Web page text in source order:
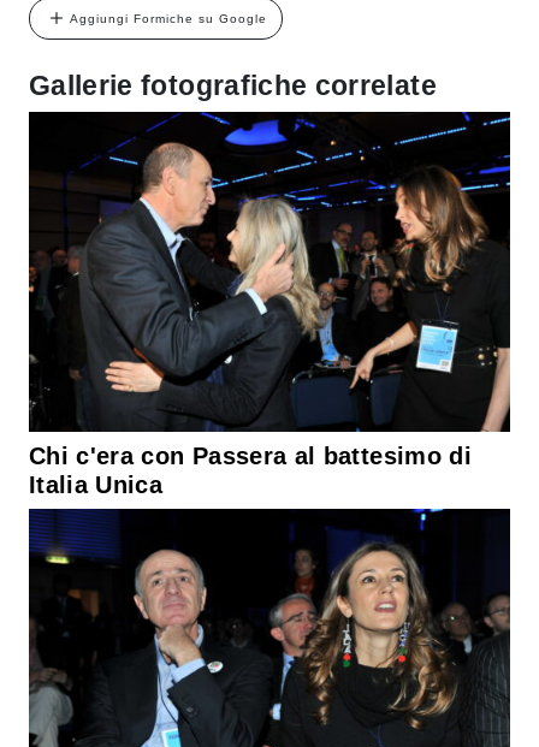
Aggiungi Formiche su Google
Gallerie fotografiche correlate
Chi c'era con Passera al battesimo di
Italia Unica